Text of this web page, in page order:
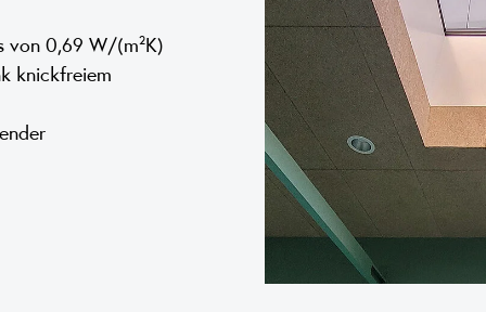
von 0,69 W/(m²K)
knickfreiem